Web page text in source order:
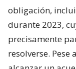
obligación,
durante 2023,
precisamente
resolverse.